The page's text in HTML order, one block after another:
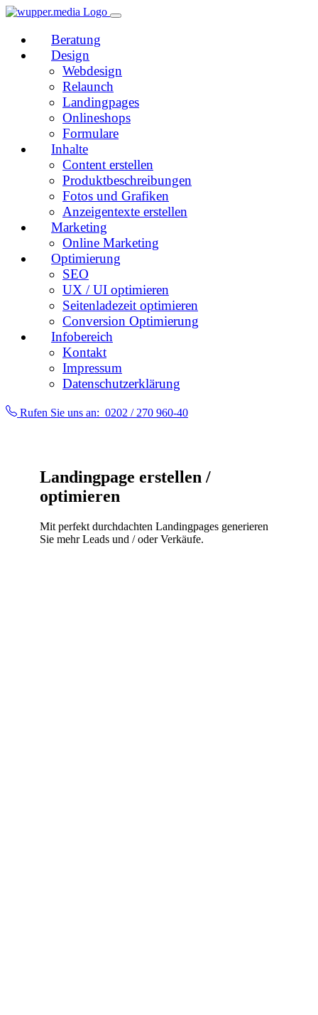
Beratung
Design
Webdesign
Relaunch
Landingpages
Onlineshops
Formulare
Inhalte
Content erstellen
Produktbeschreibungen
Fotos und Grafiken
Anzeigentexte erstellen
Marketing
Online Marketing
Optimierung
SEO
UX / UI optimieren
Seitenladezeit optimieren
Conversion Optimierung
Infobereich
Kontakt
Impressum
Datenschutzerklärung
Rufen Sie uns an: 0202 / 270 960-40
Landingpage erstellen /
optimieren
Mit perfekt durchdachten Landingpages generieren
Sie mehr Leads und / oder Verkäufe.